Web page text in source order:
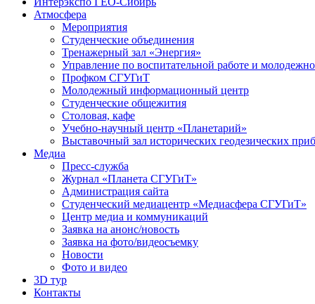
Атмосфера
Мероприятия
Студенческие объединения
Тренажерный зал «Энергия»
Управление по воспитательной работе и
Профком СГУГиТ
Молодежный информационный центр
Студенческие общежития
Столовая, кафе
Учебно-научный центр «Планетарий»
Выставочный зал исторических геодезических
Медиа
Пресс-служба
Журнал «Планета СГУГиТ»
Администрация сайта
Студенческий медиацентр «Медиасфера СГУГиТ»
Центр медиа и коммуникаций
Заявка на анонс/новость
Заявка на фото/видеосъемку
Новости
Фото и видео
3D тур
Контакты